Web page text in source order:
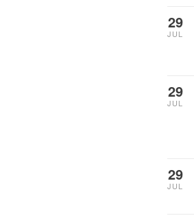
29
JUL
29
JUL
29
JUL